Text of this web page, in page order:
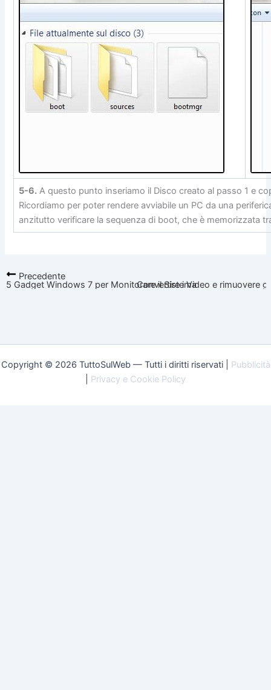
ASSIGN
EXIT
5-6. A questo punto inseriamo il Disco creato al passo 1 e
Ricordiamo per poter rendere avviabile un PC da una
anzitutto verificare la sequenza di boot, che è memorizzata
Precedente
5 Gadget Windows 7 per Monitorare il SistemaConvertire i Video e rimuovere
Copyright © 2026 TuttoSulWeb — Tutti i diritti riservati | Pubblicità
Privacy e Cookie Policy